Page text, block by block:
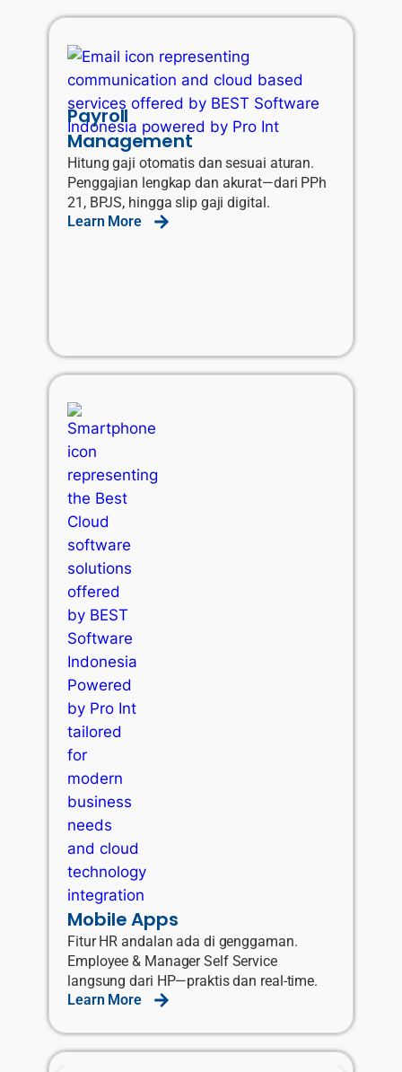
Payroll
Management
Hitung gaji otomatis dan sesuai aturan.
Penggajian lengkap dan akurat—dari PPh
21, BPJS, hingga slip gaji digital.
Learn More
Mobile Apps
Fitur HR andalan ada di genggaman.
Employee & Manager Self Service
langsung dari HP—praktis dan real-time.
Learn More